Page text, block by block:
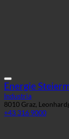
Energie
Industria
8010 Graz,
+43 316 9000